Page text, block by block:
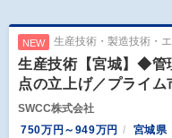
NEW 生産技術・製造技術・
生産技術【宮城】◆管
点の立上げ／プライ
SWCC株式会社
750万円～949万円
宮城県